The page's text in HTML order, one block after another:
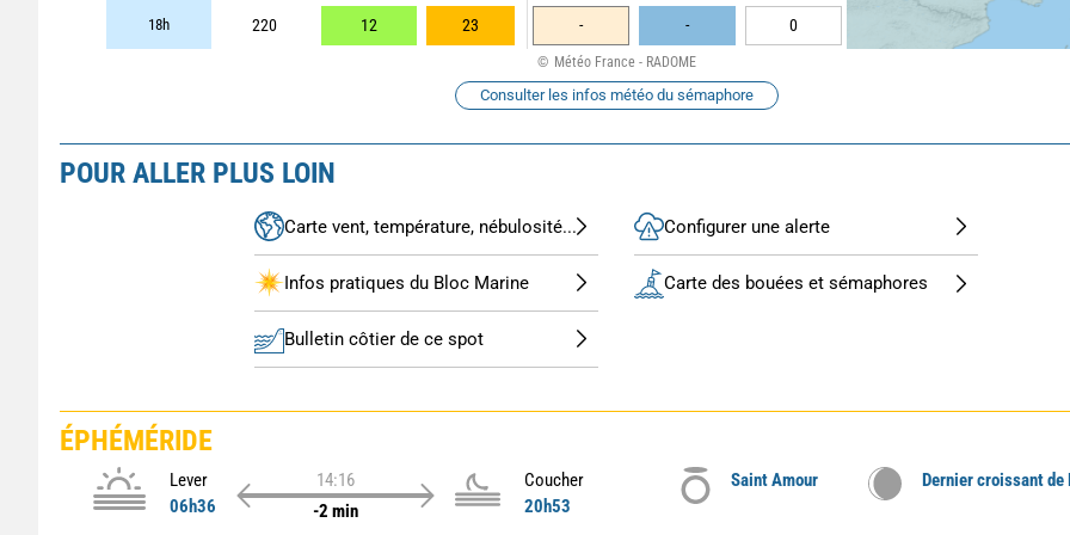
18h 220 12 23 - - 0
Météo France - RADOME
Consulter les infos météo du sémaphore
POUR ALLER PLUS LOIN
Carte vent, température, nébulosité...
Infos pratiques du Bloc Marine
Bulletin côtier de ce spot
Configurer une alerte
Carte des bouées et sémaphores
ÉPHÉMÉRIDE
Lever
06h36
14:16
-2 min
Coucher
20h53
Saint Amour Dernier croissant de